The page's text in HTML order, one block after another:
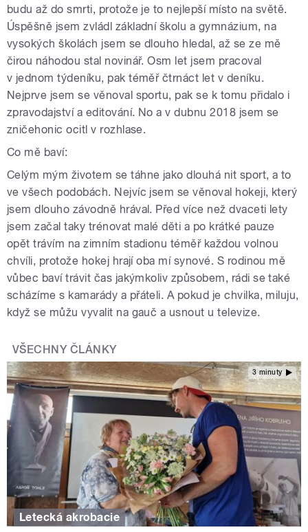
budu až do smrti, protože je to nejlepší místo na světě.
Úspěšně jsem zvládl základní školu a gymnázium, na
vysokých školách jsem se dlouho hledal, až se ze mě
čirou náhodou stal novinář. Osm let jsem pracoval
v jednom týdeníku, pak téměř čtrnáct let v deníku.
Nejprve jsem se věnoval sportu, pak se k tomu přidalo i
zpravodajství a editování. No a v dubnu 2018 jsem se
zničehonic ocitl v rozhlase.
Co mě baví:
Celým mým životem se táhne jako dlouhá nit sport, a to
ve všech podobách. Nejvíc jsem se věnoval hokeji, který
jsem dlouho závodně hrával. Před více než dvaceti lety
jsem začal taky trénovat malé děti a po krátké pauze
opět trávím na zimním stadionu téměř každou volnou
chvíli, protože hokej hrají oba mí synové. S rodinou mě
vůbec baví trávit čas jakýmkoliv způsobem, rádi se také
scházíme s kamarády a přáteli. A pokud je chvilka, miluju,
když se můžu vyvalit na gauč a usnout u televize.
VŠECHNY ČLÁNKY
3 minuty
Letecká akrobacie